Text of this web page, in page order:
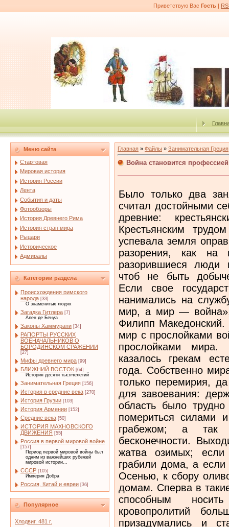
Приветствую Вас Гость |
Меню сайта
Стартовая
Мировая история
История России
Лента
События и даты
Фотообзоры
История Древнего Рима
История стран мира
Рыцари
Историческое
Адмиралы
Категории раздела
Происхождения римского
народа [33]
О знаменитых людях
Загадка Гитлера [7]
Ален де Бенуа
Законы Хаммурапи [34]
РАПОРТЫ РУССКИХ
ВОЕНАЧАЛЬНИКОВ О
БОРОДИНСКОМ СРАЖЕНИИ
[27]
Мифы древнего мира [99]
БЛИЖНИЙ ВОСТОК [64]
История десяти тысячелетий
Занимательная Греция [156]
История в средние века [270]
История Грузии [103]
История Армении [152]
Средние века [50]
ИСТОРИЯ МАХНОВСКОГО
ДВИЖЕНИЯ [55]
Россия в первой мировой войне
[157]
Период первой мировой войны был
одним из важнейших рубежей
мировой истории...
СССР [105]
Империя Добра
Россия, Китай и евреи [36]
Популярное
Хлодвиг. 481 г.
Главная » Файлы » Занимательная Греция
Война становится профессией
Было только два
считал достойными
древние:
Крестьянским
успевала земля
разорения, как на
разорившиеся люди
чтоб не быть
Если свое
нанимались на
мир, а мир —
Филипп
мир с прослойками
прослойками
казалось грекам
года. Собственно
только перемирия,
для завоевания:
область было
помериться силами
грабежом; а
бесконечности.
жатва озимых;
грабили дома, а если
Осенью, к сбору
домам. Сперва в
способным
кровопролитий
призадумались и